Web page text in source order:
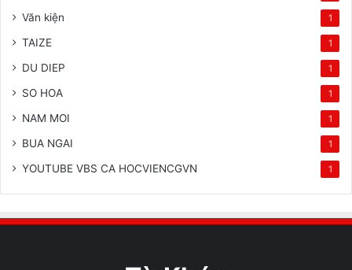
Văn kiện 1
TAIZE 1
DU DIEP 1
SO HOA 1
NAM MOI 1
BUA NGAI 1
YOUTUBE VBS CA HOCVIENCGVN 1